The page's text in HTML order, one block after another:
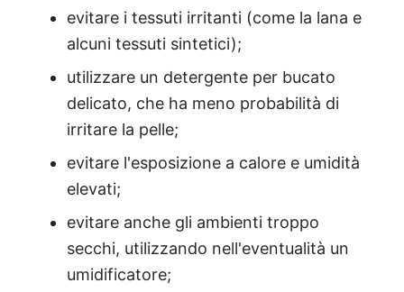
evitare i tessuti irritanti (come la lana e
alcuni tessuti sintetici);
utilizzare un detergente per bucato
delicato, che ha meno probabilità di
irritare la pelle;
evitare l'esposizione a calore e umidità
elevati;
evitare anche gli ambienti troppo
secchi, utilizzando nell'eventualità un
umidificatore;